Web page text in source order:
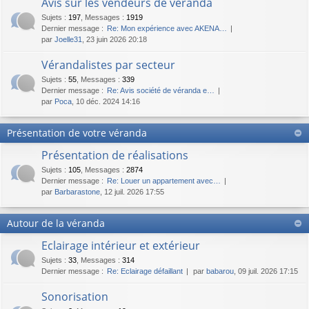
Sujets : 197 Messages : 1919
Dernier message : Re: Mon expérience avec AKENA…
par Joelle31 , 23 juin 2026 20:18
Vérandalistes par secteur
Sujets : 55 Messages : 339
Dernier message : Re: Avis société de véranda e…
par Poca , 10 déc. 2024 14:16
Présentation de votre véranda
Présentation de réalisations
Sujets : 105 Messages : 2874
Dernier message : Re: Louer un appartement avec…
par Barbarastone , 12 juil. 2026 17:55
Autour de la véranda
Eclairage intérieur et extérieur
Sujets : 33 Messages : 314
Dernier message : Re: Eclairage défaillant par babarou , 09 juil. 2026 17:15
Sonorisation